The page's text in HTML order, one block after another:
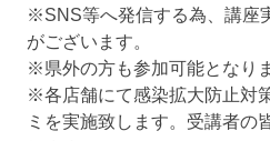
※SNS等へ発信する為、講座
がございます。
※県外の方も参加可能となり
※各店舗にて感染拡大防止対
ミを実施致します。受講者の